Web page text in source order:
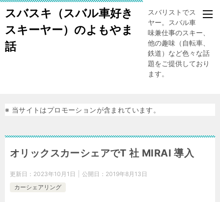
スバスキ（スバル車好き
スキーヤー）のよもやま
話
スバリストでスキー
ヤー。スバル車、趣
味兼仕事のスキー、
他の趣味（自転車、
鉄道）など色々な話
題をご提供しており
ます。
※ 当サイトはプロモーションが含まれています。
オリックスカーシェアでT 社 MIRAI 導入
更新日： 2023年10月1日 公開日： 2019年8月13日
カーシェアリング